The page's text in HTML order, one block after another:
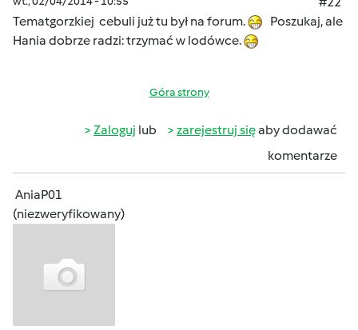
Tematgorzkiej cebuli już tu był na forum.
Poszukaj, ale
Hania dobrze radzi: trzymać w lodówce.
Góra strony
Zaloguj lub zarejestruj sięaby dodawać
komentarze
AniaP01
(niezweryfikowany)